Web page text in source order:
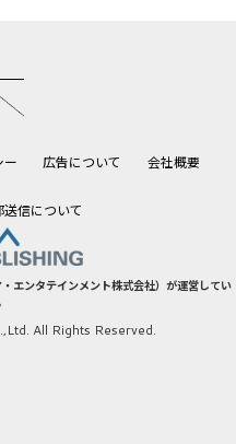
ー 広告について 会社概要
信について
エンタテインメント株式会社）が運営してい
All Rights Reserved.